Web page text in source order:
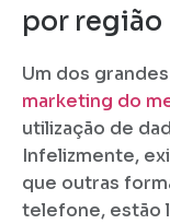
por região
Um dos
marketing do
utilização de
Infelizmente,
que outras
telefone, estão